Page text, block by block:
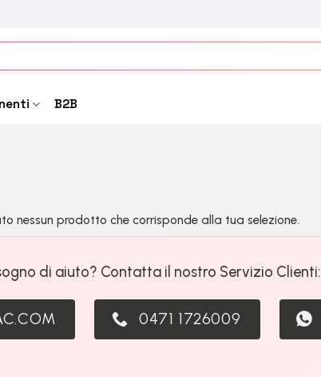
B2B
nessun prodotto che corrisponde alla tua selezione.
di aiuto? Contatta il nostro Servizio Clienti:
0471 1726009